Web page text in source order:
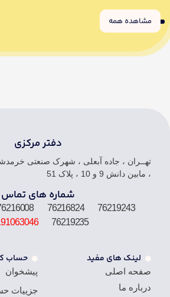
1
2
3
4 مشاهده همه
دفتر مرکزی
تهــران ، جاده آبعلی ، شهرک صنعتی
، مابین دانش 9 و 10 ، پلاک 51
شماره های تماس
76219235
لینک های مفید
صفحه اصلی
درباره ما
حساب
پیشخوان
جزییات